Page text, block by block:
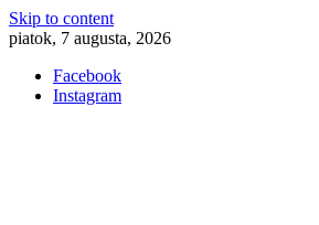
Skip to content
piatok, 7 augusta, 2026
Facebook
Instagram